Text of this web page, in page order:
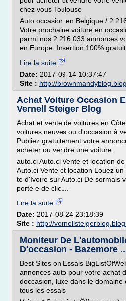
chez vous Toulouse
Auto occasion en Belgique /
Votre prochaine voiture en
parmi nos 2.216.033 annonces
en Europe. Insertion 100%
Lire la suite
Date: 2017-09-14 10:37:47
Site : http://
Achat Voiture Occasion
Vernell Steiger Blog
Achat et vente de voitures en
voitures neuves ou d'occasion à
Publiez gratuitement votre
acheter ou vendre une voiture.
auto.ci Auto.ci Vente et location
Auto.ci Vente et location Louez
te d'Ivoire sur Auto.ci Dé sormais
porté e de clic....
Lire la suite
Date: 2017-08-24 23:18:39
Site : http://
Moniteur De
D'occasion - Bazemore
Best Sites on Essais
annonces auto pour votre achat
doccasion, luxe dans le domaine
tous les essais